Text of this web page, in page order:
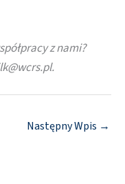
z nami?
Następny Wpis →